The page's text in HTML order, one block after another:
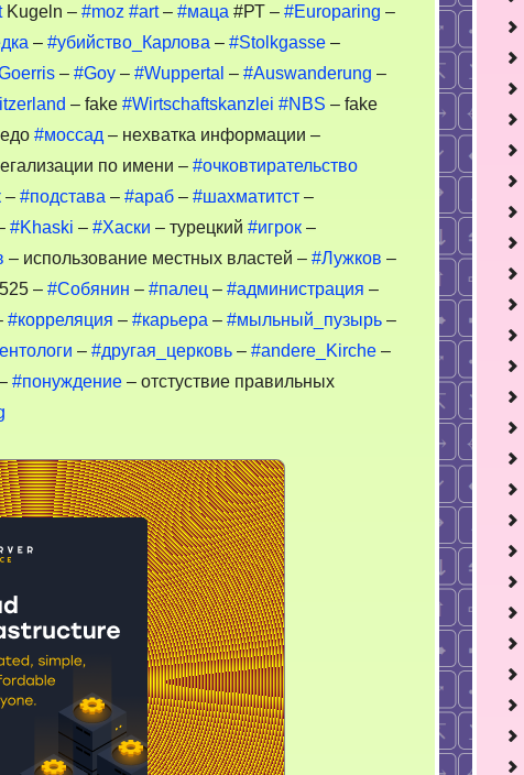
Kugeln – #moz #art– #маца #РТ – #Europaring –
– #убийство_Карлова – #Stolkgasse –
– #Goy – #Wuppertal – #Auswanderung –
– fake #Wirtschaftskanzlei #NBS – fake
#моссад – нехватка информации –
по имени – #очковтирательство
– #подстава – #араб – #шахматитст –
#Khaski – #Хаски – турецкий #игрок –
– использование местных властей – #Лужков –
– #Собянин – #палец – #администрация –
#корреляция – #карьера – #мыльный_пузырь –
– #другая_церковь – #andere_Kirche –
#понуждение – отстуствие правильных